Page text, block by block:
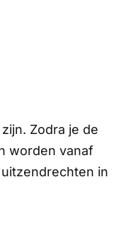
Zodra je de
worden vanaf
in